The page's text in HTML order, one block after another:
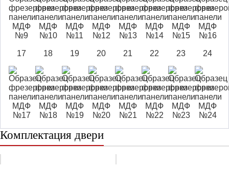
17 18 19 20 21 22 23 24
Комплектация двери